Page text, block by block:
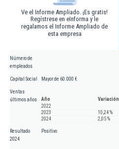
Ve el Informe Ampliado. ¡Es gratis!
Regístrese en eInforma y le
regalamos el Informe Ampliado de
esta empresa
Número de
empleados
Capital Social Mayor de 60.000 €
Ventas
últimos años
Año
Variación
2022
2023
10,24 %
2024
2,05 %
Resultado
2024
Positivo